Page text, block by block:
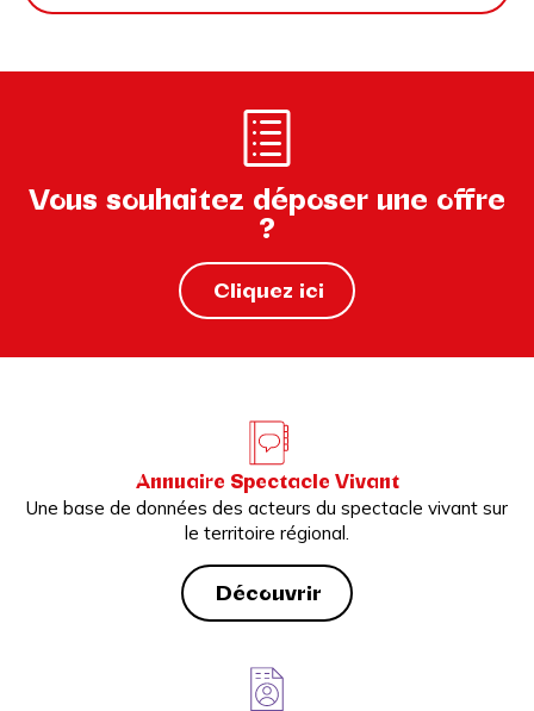
Vous souhaitez déposer une offre
?
Cliquez ici
Annuaire Spectacle Vivant
Une base de données des acteurs du spectacle vivant sur
le territoire régional.
Découvrir